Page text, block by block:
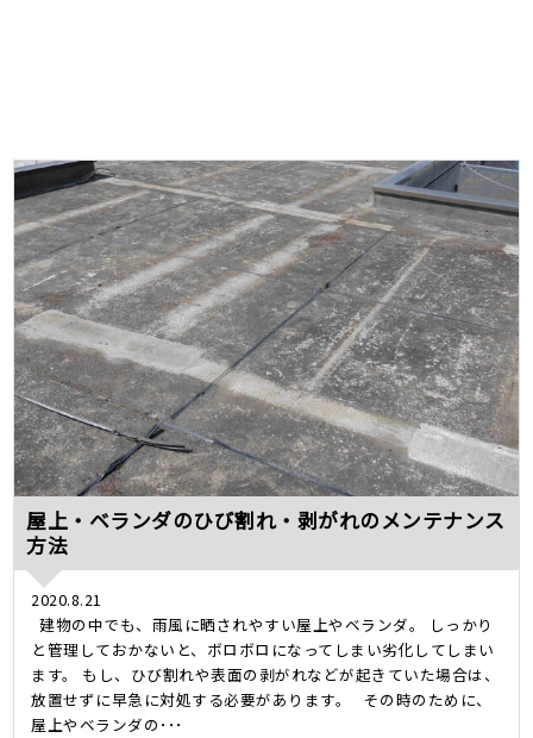
屋上・ベランダのひび割れ・剥がれのメンテナンス
方法
2020.8.21
建物の中でも、雨風に晒されやすい屋上やベランダ。 しっかり
と管理しておかないと、ボロボロになってしまい劣化してしまい
ます。 もし、ひび割れや表面の剥がれなどが起きていた場合は、
放置せずに早急に対処する必要があります。 その時のために、
屋上やベランダの･･･